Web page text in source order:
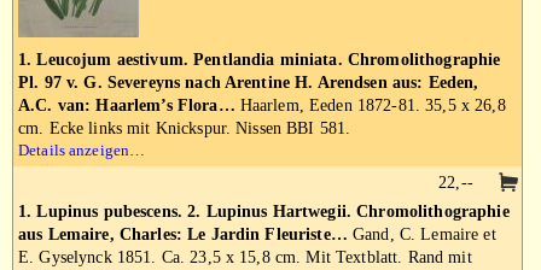
1. Leucojum aestivum. Pentlandia miniata. Chromolithographie
Pl. 97 v. G. Severeyns nach Arentine H. Arendsen aus: Eeden,
A.C. van: Haarlem’s Flora… Haarlem, Eeden 1872-81. 35,5 x 26,8
cm. Ecke links mit Knickspur. Nissen BBI 581.
Details anzeigen…
1. Lupinus pubescens. 2. Lupinus Hartwegii. Chromolithographie
aus Lemaire, Charles: Le Jardin Fleuriste… Gand, C. Lemaire et
E. Gyselynck 1851. Ca. 23,5 x 15,8 cm. Mit Textblatt. Rand mit
22,--